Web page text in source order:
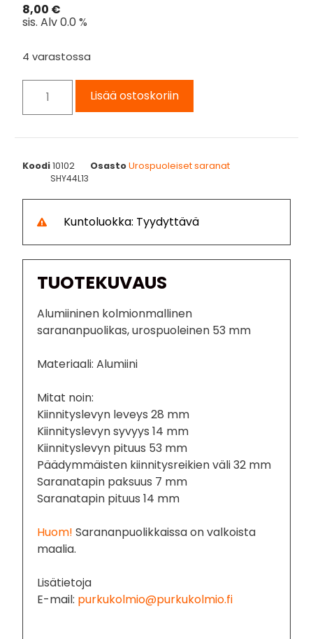
8,00 €
sis. Alv 0.0 %
4 varastossa
Lisää ostoskoriin
Koodi10102 OsastoUrospuoleiset saranat
SHY44L13
Kuntoluokka: Tyydyttävä
TUOTEKUVAUS
Alumiininen kolmionmallinen
sarananpuolikas, urospuoleinen 53 mm
Materiaali: Alumiini
Mitat noin:
Kiinnityslevyn leveys 28 mm
Kiinnityslevyn syvyys 14 mm
Kiinnityslevyn pituus 53 mm
Päädymmäisten kiinnitysreikien väli 32 mm
Saranatapin paksuus 7 mm
Saranatapin pituus 14 mm
Huom! Sarananpuolikkaissa on valkoista
maalia.
Lisätietoja
E-mail: purkukolmio@purkukolmio.fi